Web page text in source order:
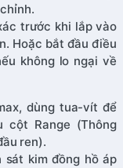
trước khi lắp vào
Hoặc bắt đầu điều
không lo ngại về
dùng tua-vít để
Range (Thông
ren).
sát kim đồng hồ áp